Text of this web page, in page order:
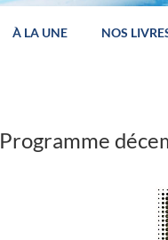
À LA UNE NOS
Programme